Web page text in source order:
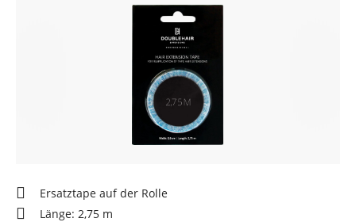
Ersatztape auf der Rolle
Länge: 2,75 m